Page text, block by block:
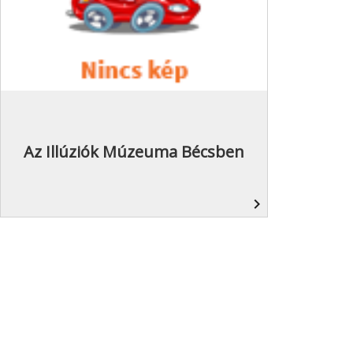
Az Illúziók Múzeuma Bécsben
navigate_next